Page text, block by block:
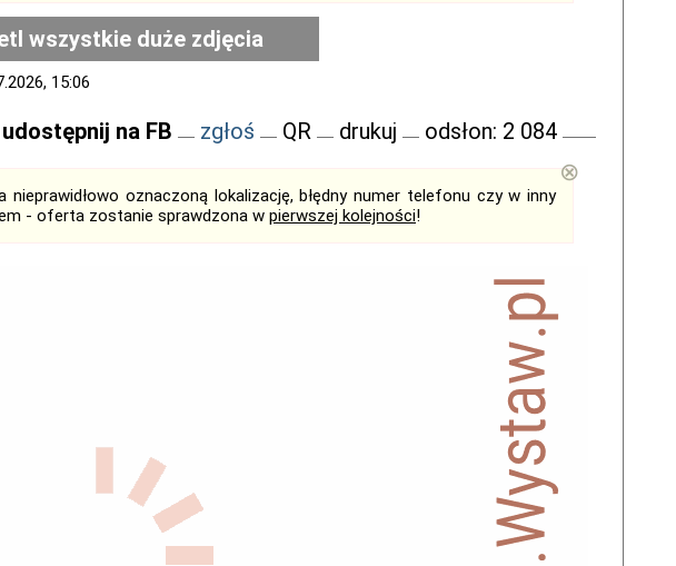
wszystkie duże zdjęcia
15:06
udostępnij na FB zgłoś QR drukuj odsłon: 2 084
nieprawidłowo oznaczoną lokalizację, błędny numer telefonu czy w inny
- oferta zostanie sprawdzona w pierwszej kolejności!
⊗